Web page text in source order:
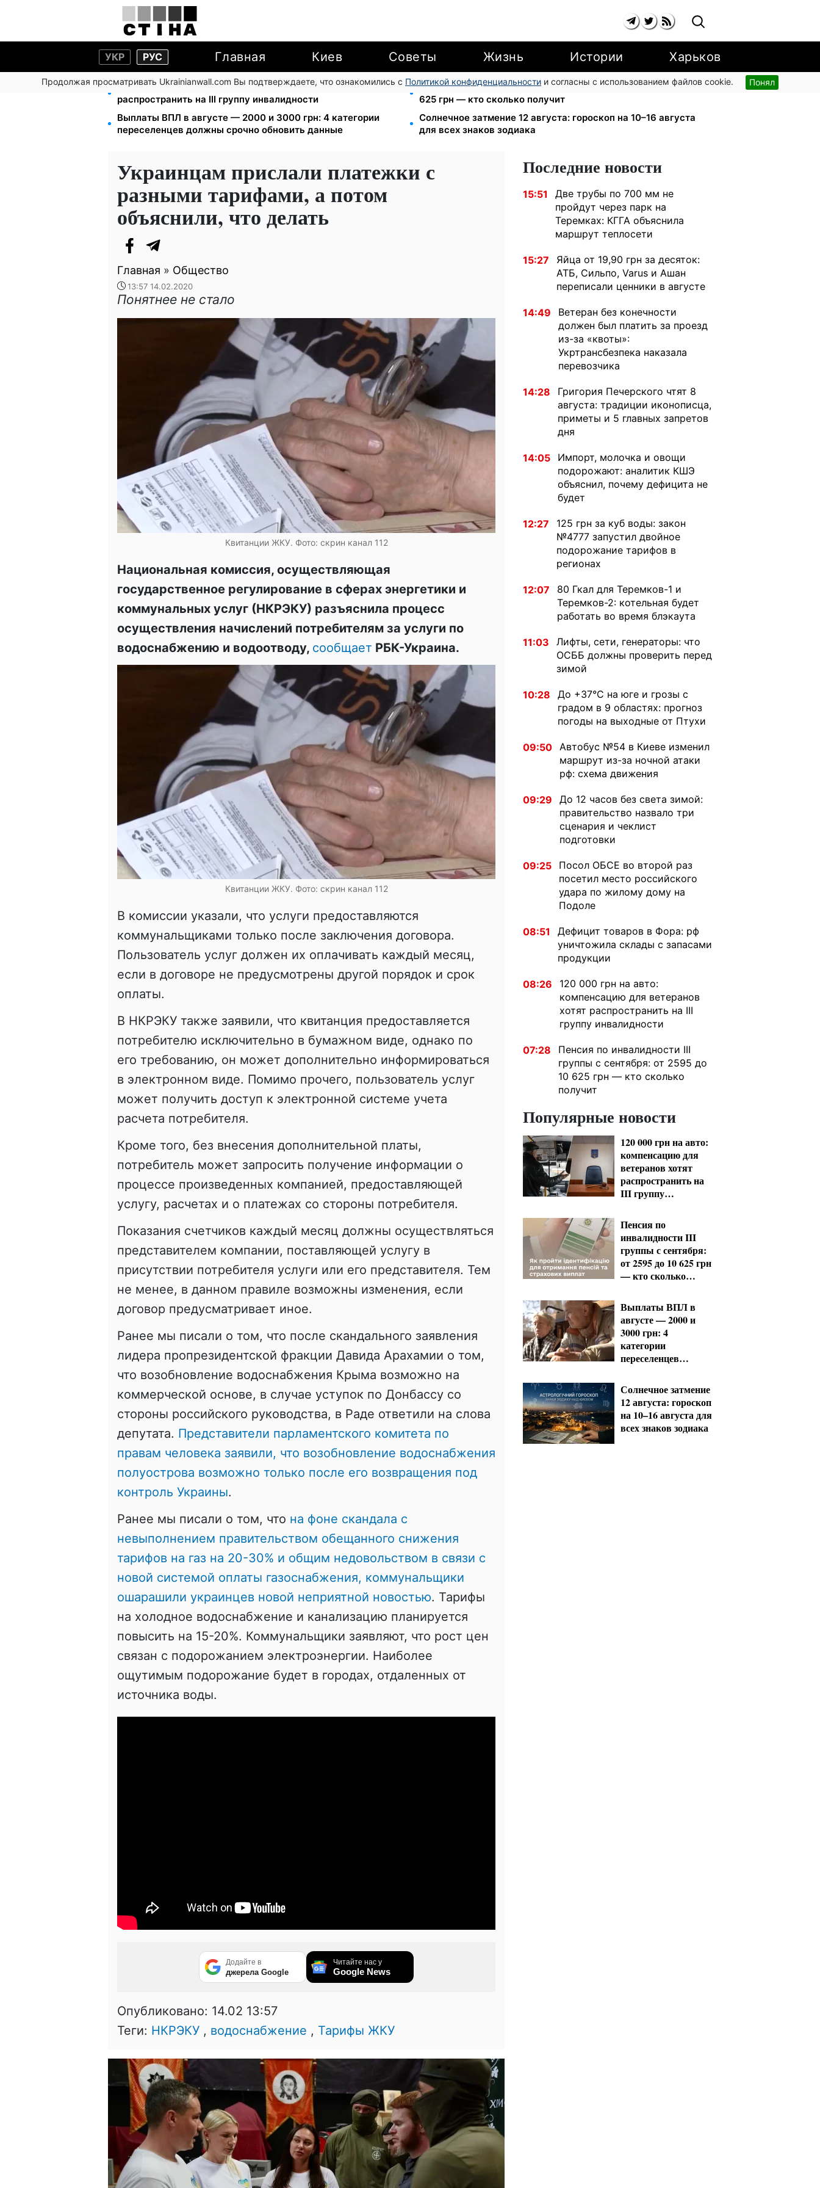
УКР РУС Главная Киев Советы Жизнь Истории Харьков
Продолжая просматривать Ukrainianwall.com Вы подтверждаете, что ознакомились с Политикой конфиденциальности и согласны с использованием файлов cookie. Понял
120 000 грн на авто: компенсацию для ветеранов хотят
распространить на III группу инвалидности
Пенсия по инвалидности III группы с сентября: от 2595 до 10
625 грн — кто сколько получит
Выплаты ВПЛ в августе — 2000 и 3000 грн: 4 категории
переселенцев должны срочно обновить данные
Солнечное затмение 12 августа: гороскоп на 10–16 августа
для всех знаков зодиака
Украинцам прислали платежки с
разными тарифами, а потом
объяснили, что делать
Главная » Общество
13:57 14.02.2020
Понятнее не стало
Квитанции ЖКУ. Фото: скрин канал 112
Национальная комиссия, осуществляющая
государственное регулирование в сферах энергетики и
коммунальных услуг (НКРЭКУ) разъяснила процесс
осуществления начислений потребителям за услуги по
водоснабжению и водоотводу, сообщает РБК-Украина.
Квитанции ЖКУ. Фото: скрин канал 112
В комиссии указали, что услуги предоставляются
коммунальщиками только после заключения договора.
Пользователь услуг должен их оплачивать каждый месяц,
если в договоре не предусмотрены другой порядок и срок
оплаты.
В НКРЭКУ также заявили, что квитанция предоставляется
потребителю исключительно в бумажном виде, однако по
его требованию, он может дополнительно информироваться
в электронном виде. Помимо прочего, пользователь услуг
может получить доступ к электронной системе учета
расчета потребителя.
Кроме того, без внесения дополнительной платы,
потребитель может запросить получение информации о
процессе произведенных компанией, предоставляющей
услугу, расчетах и о платежах со стороны потребителя.
Показания счетчиков каждый месяц должны осуществляться
представителем компании, поставляющей услугу в
присутствии потребителя услуги или его представителя. Тем
не менее, в данном правиле возможны изменения, если
договор предусматривает иное.
Ранее мы писали о том, что после скандального заявления
лидера пропрезидентской фракции Давида Арахамии о том,
что возобновление водоснабжения Крыма возможно на
коммерческой основе, в случае уступок по Донбассу со
стороны российского руководства, в Раде ответили на слова
депутата. Представители парламентского комитета по
правам человека заявили, что возобновление водоснабжения
полуострова возможно только после его возвращения под
контроль Украины.
Ранее мы писали о том, что на фоне скандала с
невыполнением правительством обещанного снижения
тарифов на газ на 20-30% и общим недовольством в связи с
новой системой оплаты газоснабжения, коммунальщики
ошарашили украинцев новой неприятной новостью. Тарифы
на холодное водоснабжение и канализацию планируется
повысить на 15-20%. Коммунальщики заявляют, что рост цен
связан с подорожанием электроэнергии. Наиболее
ощутимым подорожание будет в городах, отдаленных от
источника воды.
Додайте в
джерела Google
Читайте нас у
Google News
Опубликовано: 14.02 13:57
Теги: НКРЭКУ , водоснабжение , Тарифы ЖКУ
Последние новости
15:51
Две трубы по 700 мм не
пройдут через парк на
Теремках: КГГА объяснила
маршрут теплосети
15:27
Яйца от 19,90 грн за десяток:
АТБ, Сильпо, Varus и Ашан
переписали ценники в августе
14:49
Ветеран без конечности
должен был платить за проезд
из-за «квоты»:
Укртрансбезпека наказала
перевозчика
14:28
Григория Печерского чтят 8
августа: традиции иконописца,
приметы и 5 главных запретов
дня
14:05
Импорт, молочка и овощи
подорожают: аналитик КШЭ
объяснил, почему дефицита не
будет
12:27
125 грн за куб воды: закон
№4777 запустил двойное
подорожание тарифов в
регионах
12:07
80 Гкал для Теремков-1 и
Теремков-2: котельная будет
работать во время блэкаута
11:03
Лифты, сети, генераторы: что
ОСББ должны проверить перед
зимой
10:28
До +37°C на юге и грозы с
градом в 9 областях: прогноз
погоды на выходные от Птухи
09:50 Автобус №54 в Киеве изменил
маршрут из-за ночной атаки
рф: схема движения
09:29
До 12 часов без света зимой:
правительство назвало три
сценария и чеклист
подготовки
09:25
Посол ОБСЕ во второй раз
посетил место российского
удара по жилому дому на
Подоле
08:51
Дефицит товаров в Фора: рф
уничтожила склады с запасами
продукции
08:26
120 000 грн на авто:
компенсацию для ветеранов
хотят распространить на III
группу инвалидности
07:28
Пенсия по инвалидности III
группы с сентября: от 2595 до
10 625 грн — кто сколько
получит
Популярные новости
120 000 грн на авто:
компенсацию для
ветеранов хотят
распространить на
III группу
Пенсия по
инвалидности III
группы с сентября:
от 2595 до 10 625 грн
— кто сколько
Выплаты ВПЛ в
августе — 2000 и
3000 грн: 4
категории
переселенцев
обновить данные
Солнечное затмение
12 августа: гороскоп
на 10–16 августа для
всех знаков зодиака